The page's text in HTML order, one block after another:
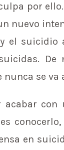
por
nuevo
el suicidio
nunca se va
acabar
en